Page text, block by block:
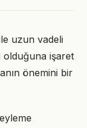
uzun vadeli
olduğuna işaret
önemini bir